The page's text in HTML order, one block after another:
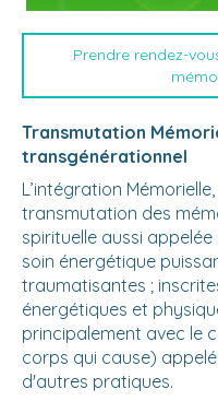
Prendre rendez-
Transmutation
transgénérationnel
L’intégration
transmutation des
spirituelle aussi
soin énergétique
traumatisantes ;
énergétiques et
principalement avec le
corps qui cause)
d'autres pratiques.